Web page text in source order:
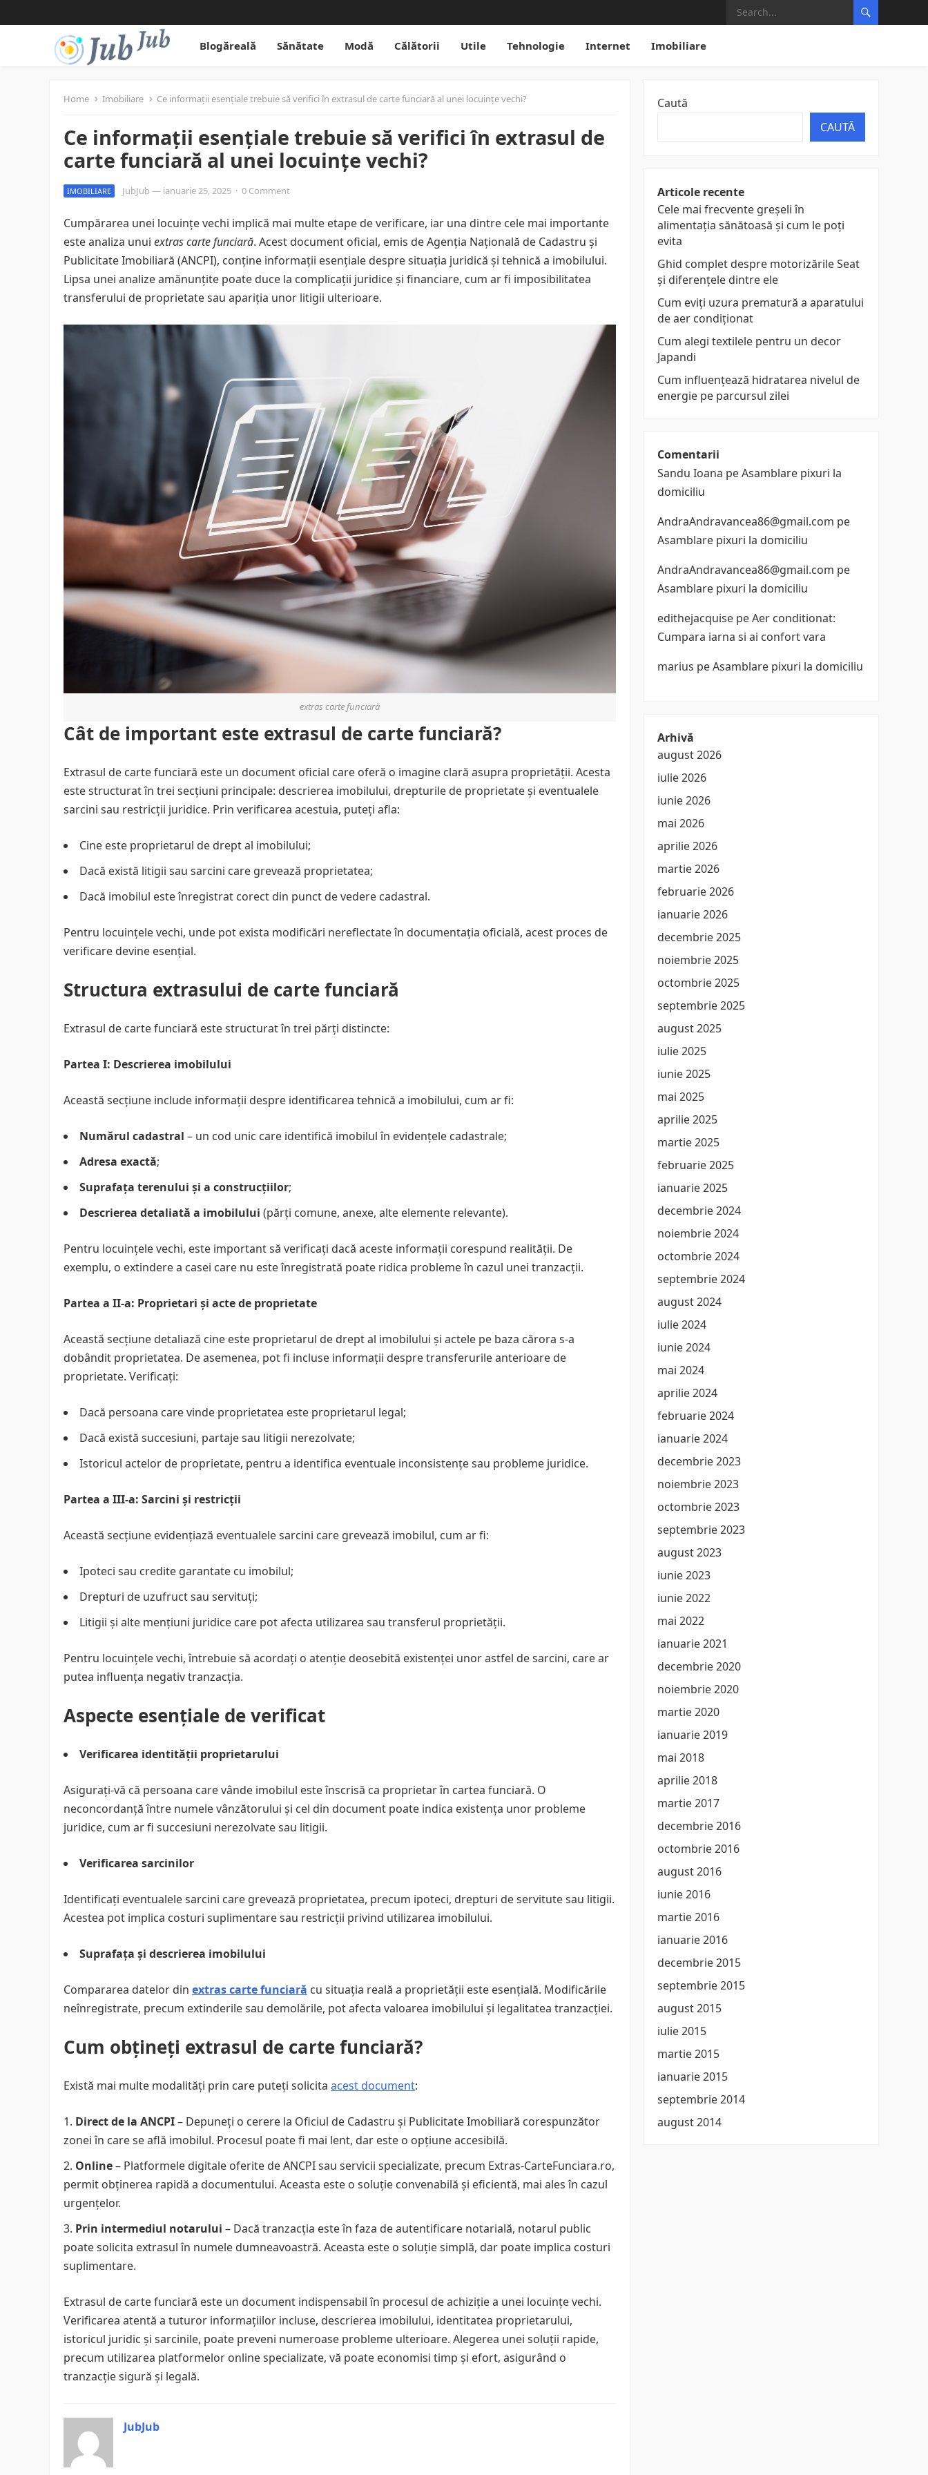
Blogăreală Sănătate Modă Călătorii Utile Tehnologie Internet Imobiliare
Home Imobiliare Ce informații esențiale trebuie să verifici în extrasul de carte funciară al unei locuințe vechi?
Ce informații esențiale trebuie să verifici în extrasul de
carte funciară al unei locuințe vechi?
IMOBILIARE JubJub — ianuarie 25, 2025 · 0 Comment
Cumpărarea unei locuințe vechi implică mai multe etape de verificare, iar una dintre cele mai importante
este analiza unui extras carte funciară. Acest document oficial, emis de Agenția Națională de Cadastru și
Publicitate Imobiliară (ANCPI), conține informații esențiale despre situația juridică și tehnică a imobilului.
Lipsa unei analize amănunțite poate duce la complicații juridice și financiare, cum ar fi imposibilitatea
transferului de proprietate sau apariția unor litigii ulterioare.
extras carte funciară
Cât de important este extrasul de carte funciară?
Extrasul de carte funciară este un document oficial care oferă o imagine clară asupra proprietății. Acesta
este structurat în trei secțiuni principale: descrierea imobilului, drepturile de proprietate și eventualele
sarcini sau restricții juridice. Prin verificarea acestuia, puteți afla:
Cine este proprietarul de drept al imobilului;
Dacă există litigii sau sarcini care grevează proprietatea;
Dacă imobilul este înregistrat corect din punct de vedere cadastral.
Pentru locuințele vechi, unde pot exista modificări nereflectate în documentația oficială, acest proces de
verificare devine esențial.
Structura extrasului de carte funciară
Extrasul de carte funciară este structurat în trei părți distincte:
Partea I: Descrierea imobilului
Această secțiune include informații despre identificarea tehnică a imobilului, cum ar fi:
Numărul cadastral – un cod unic care identifică imobilul în evidențele cadastrale;
Adresa exactă;
Suprafața terenului și a construcțiilor;
Descrierea detaliată a imobilului (părți comune, anexe, alte elemente relevante).
Pentru locuințele vechi, este important să verificați dacă aceste informații corespund realității. De
exemplu, o extindere a casei care nu este înregistrată poate ridica probleme în cazul unei tranzacții.
Partea a II-a: Proprietari și acte de proprietate
Această secțiune detaliază cine este proprietarul de drept al imobilului și actele pe baza cărora s-a
dobândit proprietatea. De asemenea, pot fi incluse informații despre transferurile anterioare de
proprietate. Verificați:
Dacă persoana care vinde proprietatea este proprietarul legal;
Dacă există succesiuni, partaje sau litigii nerezolvate;
Istoricul actelor de proprietate, pentru a identifica eventuale inconsistențe sau probleme juridice.
Partea a III-a: Sarcini și restricții
Această secțiune evidențiază eventualele sarcini care grevează imobilul, cum ar fi:
Ipoteci sau credite garantate cu imobilul;
Drepturi de uzufruct sau servituți;
Litigii și alte mențiuni juridice care pot afecta utilizarea sau transferul proprietății.
Pentru locuințele vechi, întrebuie să acordați o atenție deosebită existenței unor astfel de sarcini, care ar
putea influența negativ tranzacția.
Aspecte esențiale de verificat
Verificarea identității proprietarului
Asigurați-vă că persoana care vânde imobilul este înscrisă ca proprietar în cartea funciară. O
neconcordanță între numele vânzătorului și cel din document poate indica existența unor probleme
juridice, cum ar fi succesiuni nerezolvate sau litigii.
Verificarea sarcinilor
Identificați eventualele sarcini care grevează proprietatea, precum ipoteci, drepturi de servitute sau litigii.
Acestea pot implica costuri suplimentare sau restricții privind utilizarea imobilului.
Suprafața și descrierea imobilului
Compararea datelor din extras carte funciară cu situația reală a proprietății este esențială. Modificările
neînregistrate, precum extinderile sau demolările, pot afecta valoarea imobilului și legalitatea tranzacției.
Cum obțineți extrasul de carte funciară?
Există mai multe modalități prin care puteți solicita acest document:
Direct de la ANCPI– Depuneți o cerere la Oficiul de Cadastru și Publicitate Imobiliară corespunzător
zonei în care se află imobilul. Procesul poate fi mai lent, dar este o opțiune accesibilă.
Online– Platformele digitale oferite de ANCPI sau servicii specializate, precum Extras-CarteFunciara.ro,
permit obținerea rapidă a documentului. Aceasta este o soluție convenabilă și eficientă, mai ales în cazul
urgențelor.
Prin intermediul notarului – Dacă tranzacția este în faza de autentificare notarială, notarul public
poate solicita extrasul în numele dumneavoastră. Aceasta este o soluție simplă, dar poate implica costuri
suplimentare.
Extrasul de carte funciară este un document indispensabil în procesul de achiziție a unei locuințe vechi.
Verificarea atentă a tuturor informațiilor incluse, descrierea imobilului, identitatea proprietarului,
istoricul juridic și sarcinile, poate preveni numeroase probleme ulterioare. Alegerea unei soluții rapide,
precum utilizarea platformelor online specializate, vă poate economisi timp și efort, asigurând o
tranzacție sigură și legală.
JubJub
Caută
CAUTĂ
Articole recente
Cele mai frecvente greșeli în
alimentația sănătoasă și cum le poți
evita
Ghid complet despre motorizările Seat
și diferențele dintre ele
Cum eviți uzura prematură a aparatului
de aer condiționat
Cum alegi textilele pentru un decor
Japandi
Cum influențează hidratarea nivelul de
energie pe parcursul zilei
Comentarii
Sandu Ioana peAsamblare pixuri la
domiciliu
AndraAndravancea86@gmail.com pe
Asamblare pixuri la domiciliu
AndraAndravancea86@gmail.com pe
Asamblare pixuri la domiciliu
edithejacquise peAer conditionat:
Cumpara iarna si ai confort vara
marius peAsamblare pixuri la domiciliu
Arhivă
august 2026
iulie 2026
iunie 2026
mai 2026
aprilie 2026
martie 2026
februarie 2026
ianuarie 2026
decembrie 2025
noiembrie 2025
octombrie 2025
septembrie 2025
august 2025
iulie 2025
iunie 2025
mai 2025
aprilie 2025
martie 2025
februarie 2025
ianuarie 2025
decembrie 2024
noiembrie 2024
octombrie 2024
septembrie 2024
august 2024
iulie 2024
iunie 2024
mai 2024
aprilie 2024
februarie 2024
ianuarie 2024
decembrie 2023
noiembrie 2023
octombrie 2023
septembrie 2023
august 2023
iunie 2023
iunie 2022
mai 2022
ianuarie 2021
decembrie 2020
noiembrie 2020
martie 2020
ianuarie 2019
mai 2018
aprilie 2018
martie 2017
decembrie 2016
octombrie 2016
august 2016
iunie 2016
martie 2016
ianuarie 2016
decembrie 2015
septembrie 2015
august 2015
iulie 2015
martie 2015
ianuarie 2015
septembrie 2014
august 2014